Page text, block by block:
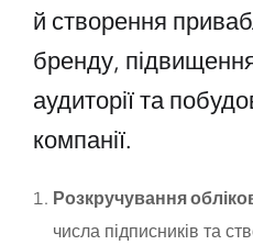
й створення
бренду,
аудиторії та
компанії.
Розкручування
числа підписників та